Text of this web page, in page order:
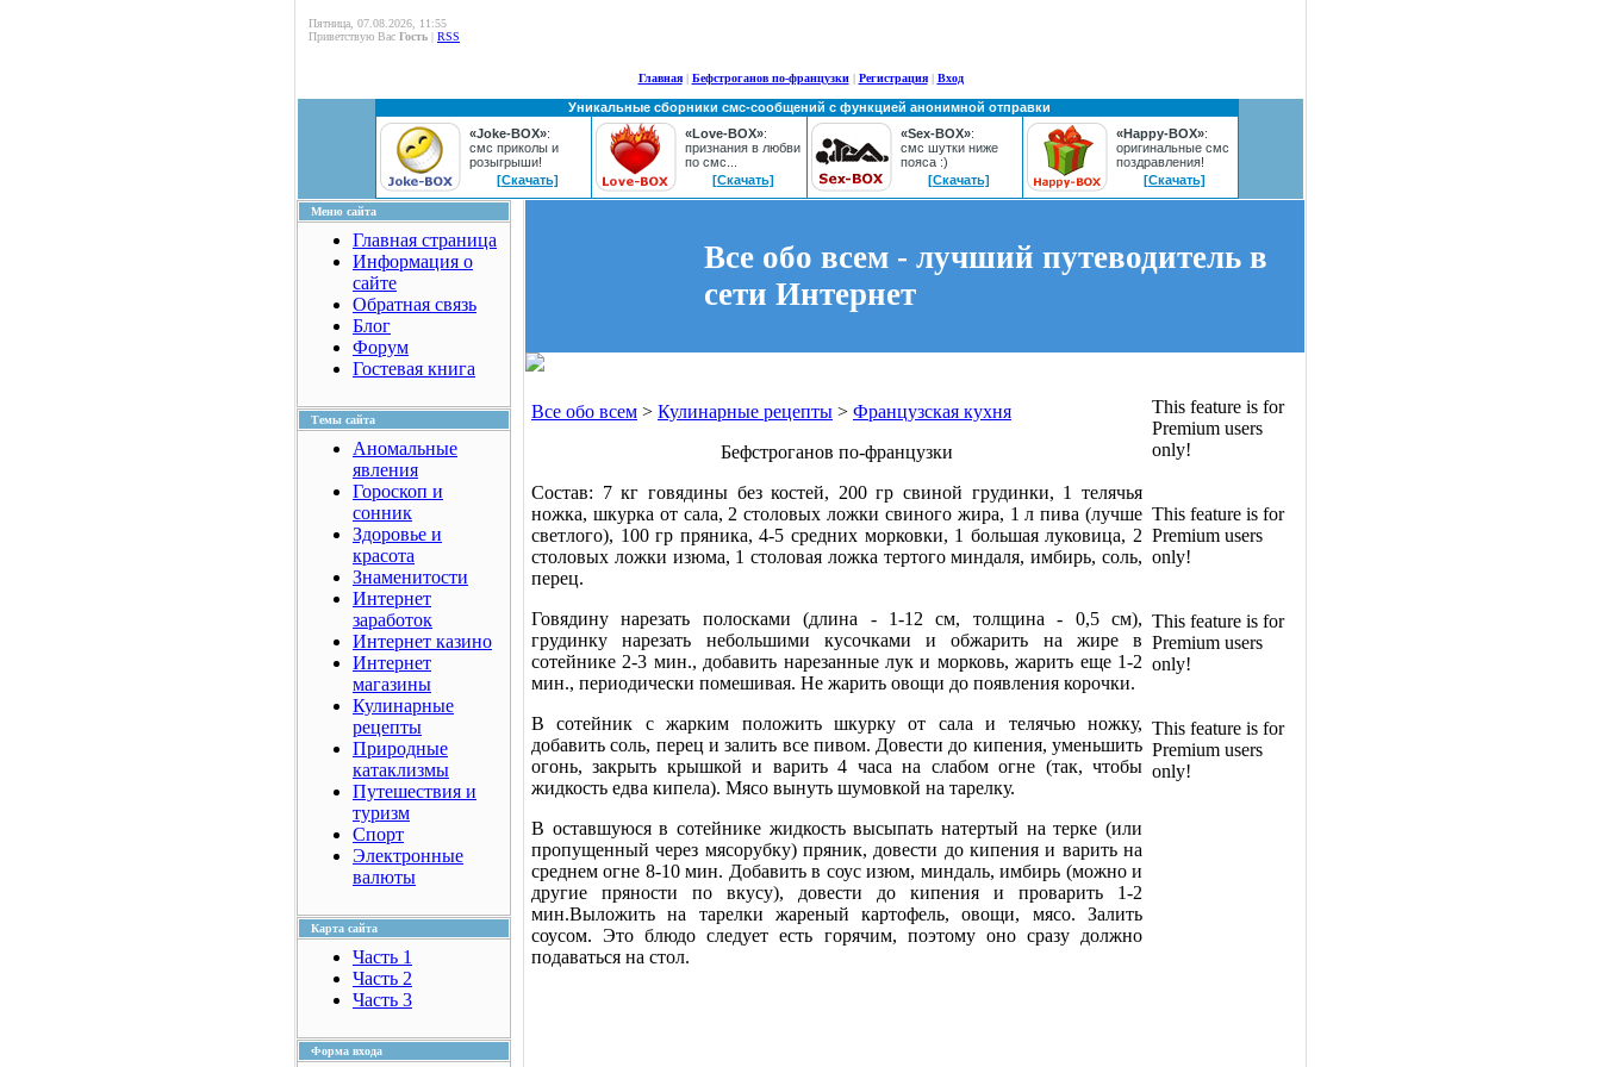
Пятница, 07.08.2026, 11:55
Приветствую Вас Гость | RSS
Главная| Бефстроганов по-французки| Регистрация| Вход
Уникальные сборники смс-сообщений с функцией анонимной отправки
«Joke-BOX»:
смс приколы и
розыгрыши!
[Скачать]
«Love-BOX»:
признания в любви
по смс...
[Скачать]
«Sex-BOX»:
смс шутки ниже
пояса :)
[Скачать]
«Happy-BOX»:
оригинальные смс
поздравления!
[Скачать]
Меню сайта
Главная страница
Информация о
сайте
Обратная связь
Блог
Форум
Гостевая книга
Темы сайта
Аномальные
явления
Гороскоп и
сонник
Здоровье и
красота
Знаменитости
Интернет
заработок
Интернет казино
Интернет
магазины
Кулинарные
рецепты
Природные
катаклизмы
Путешествия и
туризм
Спорт
Электронные
валюты
Карта сайта
Часть 1
Часть 2
Часть 3
Форма входа
Все обо всем - лучший путеводитель в
сети Интернет
Все обо всем > Кулинарные рецепты > Французская кухня
Бефстроганов по-французки
Состав: 7 кг говядины без костей, 200 гр свиной грудинки, 1 телячья
ножка, шкурка от сала, 2 столовых ложки свиного жира, 1 л пива (лучше
светлого), 100 гр пряника, 4-5 средних морковки, 1 большая луковица, 2
столовых ложки изюма, 1 столовая ложка тертого миндаля, имбирь, соль,
перец.
Говядину нарезать полосками (длина - 1-12 см, толщина - 0,5 см),
грудинку нарезать небольшими кусочками и обжарить на жире в
сотейнике 2-3 мин., добавить нарезанные лук и морковь, жарить еще 1-2
мин., периодически помешивая. Не жарить овощи до появления корочки.
В сотейник с жарким положить шкурку от сала и телячью ножку,
добавить соль, перец и залить все пивом. Довести до кипения, уменьшить
огонь, закрыть крышкой и варить 4 часа на слабом огне (так, чтобы
жидкость едва кипела). Мясо вынуть шумовкой на тарелку.
В оставшуюся в сотейнике жидкость высыпать натертый на терке (или
пропущенный через мясорубку) пряник, довести до кипения и варить на
среднем огне 8-10 мин. Добавить в соус изюм, миндаль, имбирь (можно и
другие пряности по вкусу), довести до кипения и проварить 1-2
мин.Выложить на тарелки жареный картофель, овощи, мясо. Залить
соусом. Это блюдо следует есть горячим, поэтому оно сразу должно
подаваться на стол.
This feature is for
Premium users
only!
This feature is for
Premium users
only!
This feature is for
Premium users
only!
This feature is for
Premium users
only!